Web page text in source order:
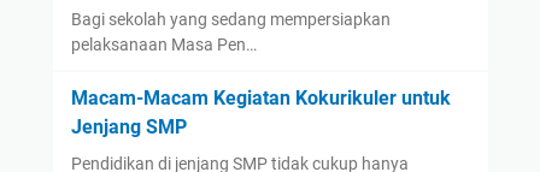
Bagi sekolah yang sedang mempersiapkan
pelaksanaan Masa Pen…
Macam-Macam Kegiatan Kokurikuler untuk
Jenjang SMP
Pendidikan di jenjang SMP tidak cukup hanya